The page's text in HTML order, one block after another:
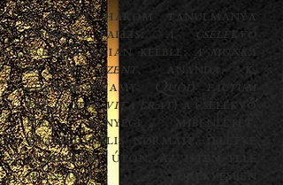
A kötet három tanulmánya
(Marco Pallis:A cselekvő
életről,Brian Keeble: A munka
és a szent, Ananda K.
Coomaraswamy:
Quod factum
est in ipso vita erat ) a cselekvő
élet lényegi mibenlétét,
tradicionális normáit, illetve
a szellemi úton, az Isten felé
irányuló törekvésben